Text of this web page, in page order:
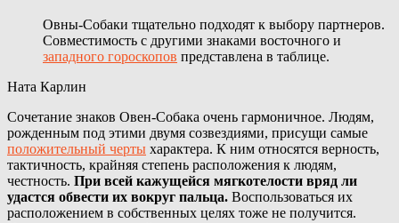
Овны-Собаки тщательно подходят к выбору партнеров.
Совместимость с другими знаками восточного и
западного гороскопов представлена в таблице.
Ната Карлин
Сочетание знаков Овен-Собака очень гармоничное. Людям,
рожденным под этими двумя созвездиями, присущи самые
положительный черты характера. К ним относятся верность,
тактичность, крайняя степень расположения к людям,
честность. При всей кажущейся мягкотелости вряд ли
удастся обвести их вокруг пальца. Воспользоваться их
расположением в собственных целях тоже не получится.